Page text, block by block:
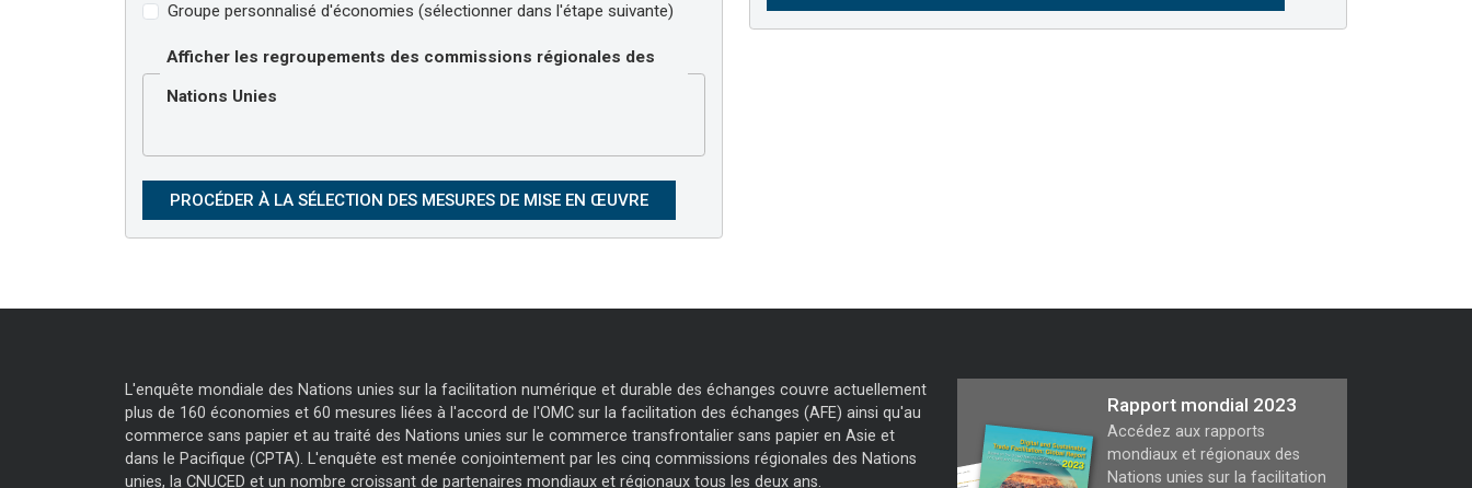
Groupe personnalisé d'économies (sélectionner dans l'étape suivante)
Afficher les regroupements des commissions régionales des
Nations Unies
L'enquête mondiale des Nations unies sur la facilitation numérique et durable des échanges couvre actuellement
plus de 160 économies et 60 mesures liées à l'accord de l'OMC sur la facilitation des échanges (AFE) ainsi qu'au
commerce sans papier et au traité des Nations unies sur le commerce transfrontalier sans papier en Asie et
dans le Pacifique (CPTA). L'enquête est menée conjointement par les cinq commissions régionales des Nations
unies, la CNUCED et un nombre croissant de partenaires mondiaux et régionaux tous les deux ans.
Rapport mondial 2023
Accédez aux rapports
mondiaux et régionaux des
Nations unies sur la facilitation